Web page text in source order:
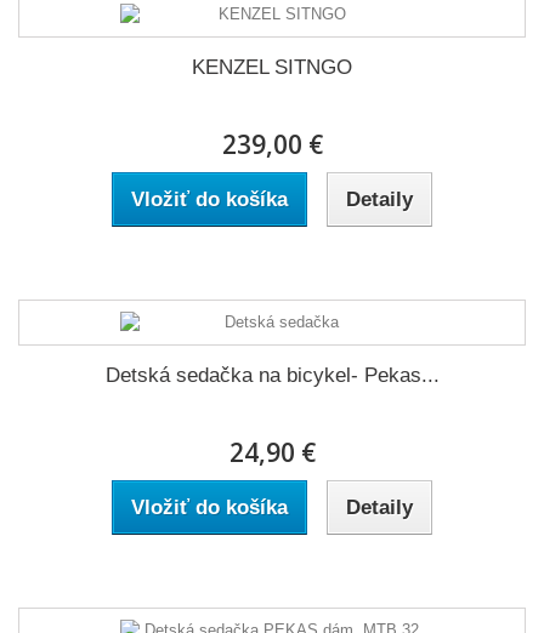
KENZEL SITNGO
239,00 €
Vložiť do košíka Detaily
Detská sedačka na bicykel- Pekas...
24,90 €
Vložiť do košíka Detaily